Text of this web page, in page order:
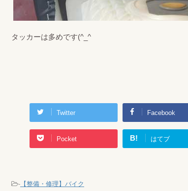
タッカーは多めです(^_^ゝ
Twitter Facebook
Pocket B! はてブ
- 【整備・修理】バイク